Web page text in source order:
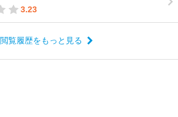
3.23
閲覧履歴をもっと見る